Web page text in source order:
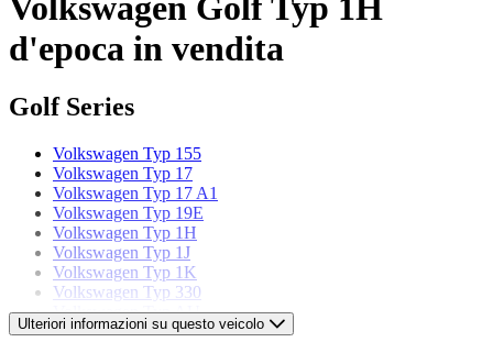
d'epoca in vendita
Golf Series
Volkswagen Typ 155
Volkswagen Typ 17
Volkswagen Typ 17 A1
Volkswagen Typ 19E
Volkswagen Typ 1H
Volkswagen Typ 1J
Volkswagen Typ 1K
Volkswagen Typ 330
Volkswagen Typ AU
Volkswagen Typ CD
Ulteriori informazioni su questo veicolo